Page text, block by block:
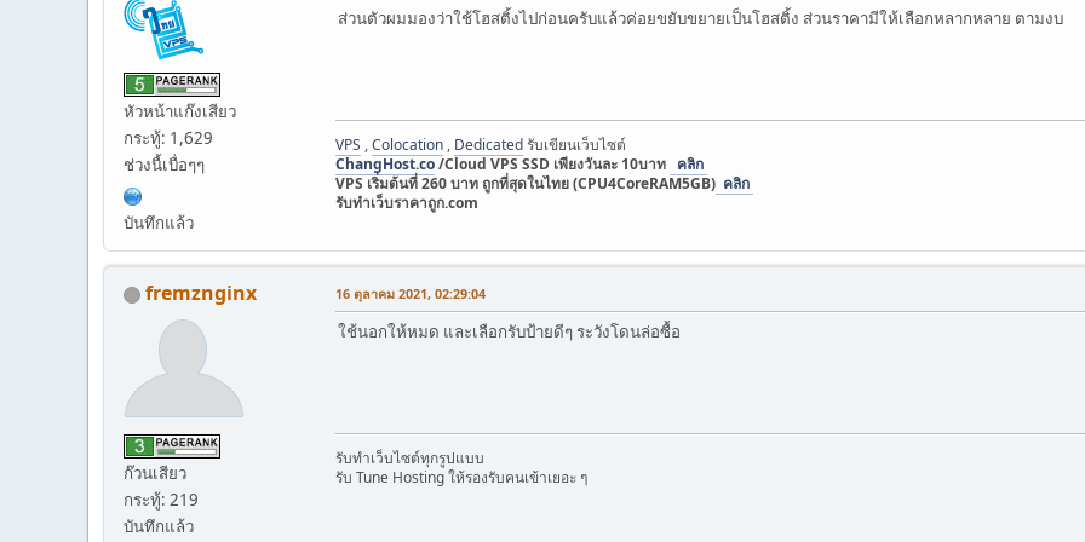
หัวหน้าแก๊งเสียว
กระทู้: 1,629
ช่วงนื้เบื่อๆๆ
บันทึกแล้ว
ส่วนตัวผมมองว่าใช้โฮสติ้งไปก่อนครับแล้วค่อยขยับขยายเป็นโฮสติ้ง ส่วนราคามีให้เลือกหลากหลาย ตามงบ
VPS ,Colocation , Dedicated รับเขียนเว็บไซต์
ChangHost.co/Cloud VPS SSD เพียงวันละ 10บาท คลิก
VPS เริ่มต้นที่ 260 บาท ถูกที่สุดในไทย (CPU4CoreRAM5GB) คลิก
รับทำเว็บราคาถูก.com
fremznginx
ก๊วนเสียว
กระทู้: 219
บันทึกแล้ว
16 ตุลาคม 2021, 02:29:04
ใช้นอกให้หมด และเลือกรับป้ายดีๆ ระวังโดนล่อซื้อ
รับทำเว็บไซต์ทุกรูปแบบ
รับ Tune Hosting ให้รองรับคนเข้าเยอะ ๆ